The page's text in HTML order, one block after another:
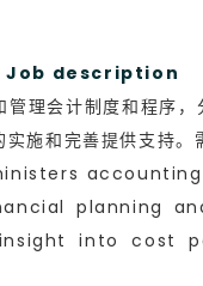
述 Job description
理会计制度和程序
施和完善提供支持。
planning
into cost